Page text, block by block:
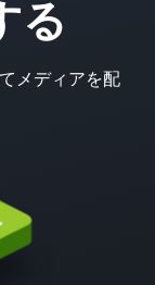
る
メディアを配